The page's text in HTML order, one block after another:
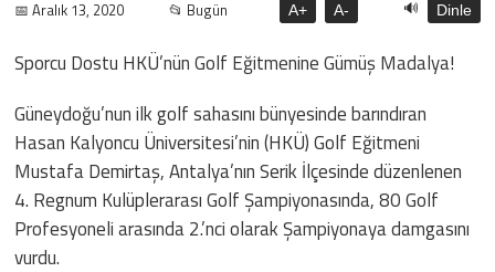
📅 Aralık 13, 2020 📂 Bugün A+ A- 🔊 Dinle
Sporcu Dostu HKÜ’nün Golf Eğitmenine Gümüş Madalya!
Güneydoğu’nun ilk golf sahasını bünyesinde barındıran
Hasan Kalyoncu Üniversitesi’nin (HKÜ) Golf Eğitmeni
Mustafa Demirtaş, Antalya’nın Serik İlçesinde düzenlenen
4. Regnum Kulüplerarası Golf Şampiyonasında, 80 Golf
Profesyoneli arasında 2.’nci olarak Şampiyonaya damgasını
vurdu.